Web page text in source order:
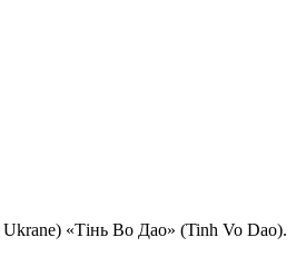
«Тінь Во Дао» (Tinh Vo Dao).